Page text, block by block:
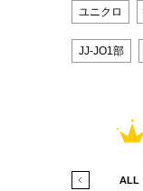
ユニクロ
JJ-JO1部
ALL